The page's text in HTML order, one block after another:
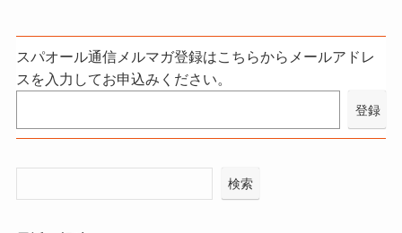
スパオール通信メルマガ登録はこちらからメールアドレ
スを入力してお申込みください。
検索